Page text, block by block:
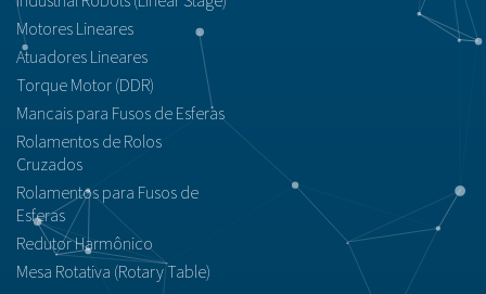
Motores Lineares
Atuadores Lineares
Torque Motor (DDR)
Mancais para Fusos de Esferas
Rolamentos de Rolos
Cruzados
Rolamentos para Fusos de
Esferas
Redutor Harmônico
Mesa Rotativa (Rotary Table)